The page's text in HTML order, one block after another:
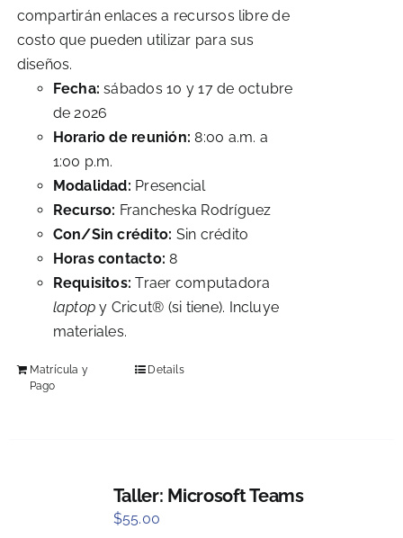
compartirán enlaces a recursos libre de
costo que pueden utilizar para sus
diseños.
Fecha: sábados 10 y 17 de octubre
de 2026
Horario de reunión: 8:00 a.m. a
1:00 p.m.
Modalidad: Presencial
Recurso: Francheska Rodríguez
Con/Sin crédito: Sin crédito
Horas contacto: 8
Requisitos: Traer computadora
laptop y Cricut® (si tiene). Incluye
materiales.
Matrícula y
Pago
Details
Taller: Microsoft Teams
$55.00